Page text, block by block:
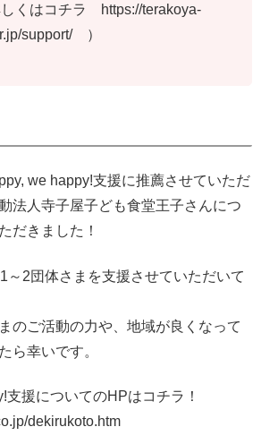
しくはコチラ https://terakoya-
support/ ）
we happy!支援に推薦させていただ
法人寺子屋子ども食堂王子さんにつ
だきました！
～2団体さまを支援させていただいて
のご活動の力や、地域が良くなって
ら幸いです。
支援についてのHPはコチラ！
dekirukoto.htm